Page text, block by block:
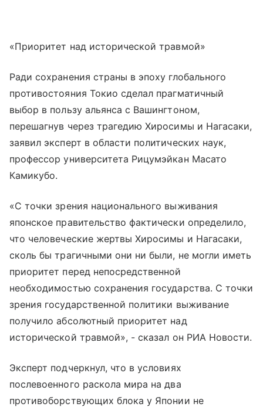
«Приоритет над исторической травмой»
Ради сохранения страны в эпоху глобального
противостояния Токио сделал прагматичный
выбор в пользу альянса с Вашингтоном,
перешагнув через трагедию Хиросимы и Нагасаки,
заявил эксперт в области политических наук,
профессор университета Рицумэйкан Масато
Камикубо.
«С точки зрения национального выживания
японское правительство фактически определило,
что человеческие жертвы Хиросимы и Нагасаки,
сколь бы трагичными они ни были, не могли иметь
приоритет перед непосредственной
необходимостью сохранения государства. С точки
зрения государственной политики выживание
получило абсолютный приоритет над
исторической травмой», - сказал он РИА Новости.
Эксперт подчеркнул, что в условиях
послевоенного раскола мира на два
противоборствующих блока у Японии не